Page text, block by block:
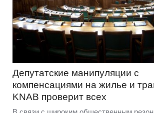
Депутатские манипуляции с
компенсациями на жилье и
KNAB проверит всех